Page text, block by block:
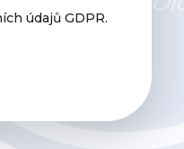
údajů GDPR.